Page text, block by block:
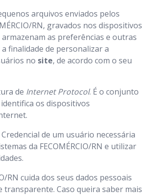
arquivos enviados pelos
RN, gravados nos dispositivos
armazenam as preferências e outras
finalidade de personalizar a
no site, de acordo com o seu
de Internet Protocol. É o conjunto
os dispositivos
Credencial de um usuário necessária
da FECOMÉRCIO/RN e utilizar
RN cuida dos seus dados pessoais
transparente. Caso queira saber mais